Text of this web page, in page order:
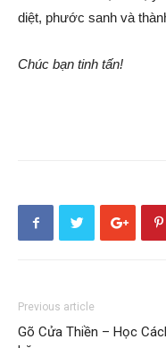
diệt, phước sanh và
Chúc bạn tinh tấn!
Previous article
Gõ Cửa Thiền – Học